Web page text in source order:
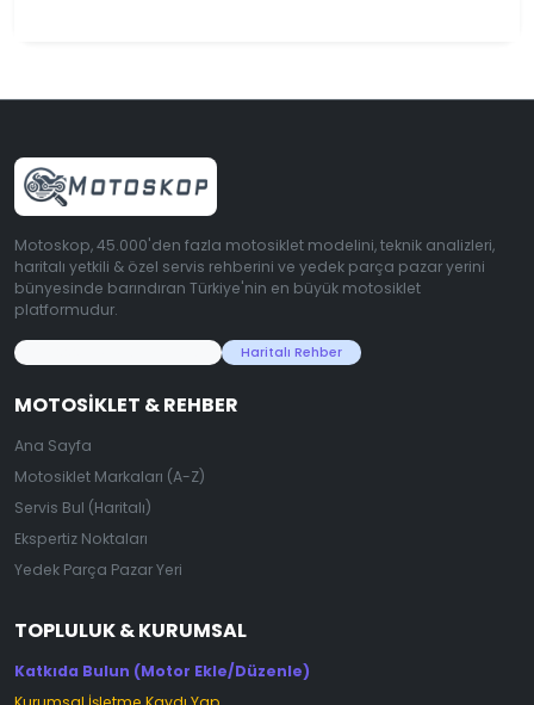
Motoskop, 45.000'den fazla motosiklet modelini, teknik analizleri,
haritalı yetkili & özel servis rehberini ve yedek parça pazar yerini
bünyesinde barındıran Türkiye'nin en büyük motosiklet
platformudur.
Haritalı Rehber
MOTOSIKLET & REHBER
Ana Sayfa
Motosiklet Markaları (A-Z)
Servis Bul (Haritalı)
Ekspertiz Noktaları
Yedek Parça Pazar Yeri
TOPLULUK & KURUMSAL
Katkıda Bulun (Motor Ekle/Düzenle)